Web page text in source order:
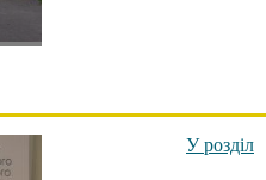
У розділ